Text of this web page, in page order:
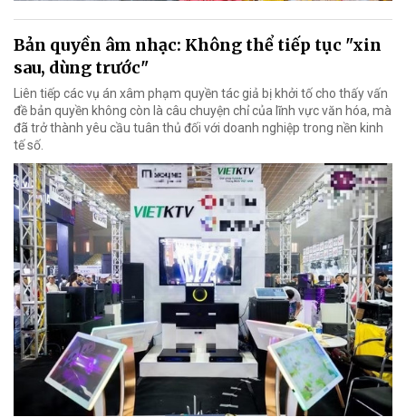
Bản quyền âm nhạc: Không thể tiếp tục "xin
sau, dùng trước"
Liên tiếp các vụ án xâm phạm quyền tác giả bị khởi tố cho thấy vấn
đề bản quyền không còn là câu chuyện chỉ của lĩnh vực văn hóa, mà
đã trở thành yêu cầu tuân thủ đối với doanh nghiệp trong nền kinh
tế số.